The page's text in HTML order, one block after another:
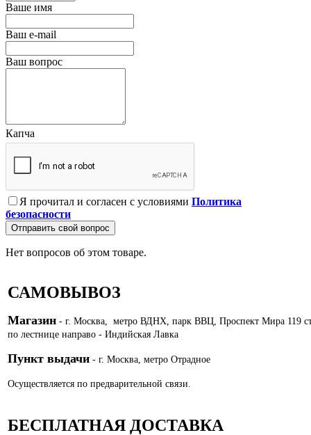
Ваше имя
Ваш e-mail
Ваш вопрос
Капча
Я прочитал и согласен с условиями Политика
безопасности
Отправить свой вопрос
Нет вопросов об этом товаре.
САМОВЫВОЗ
Магазин - г. Москва, метро ВДНХ, парк ВВЦ, Проспект Мира 119
по лестнице направо - Индийская Лавка
Пункт выдачи - г. Москва, метро Отрадное
Осуществляется по предварительной связи.
БЕСПЛАТНАЯ ДОСТАВКА